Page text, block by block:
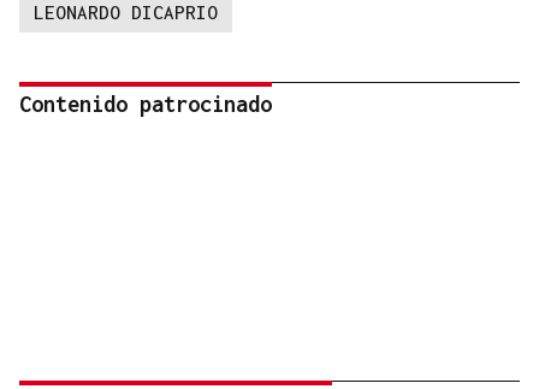
LEONARDO DICAPRIO
Contenido patrocinado